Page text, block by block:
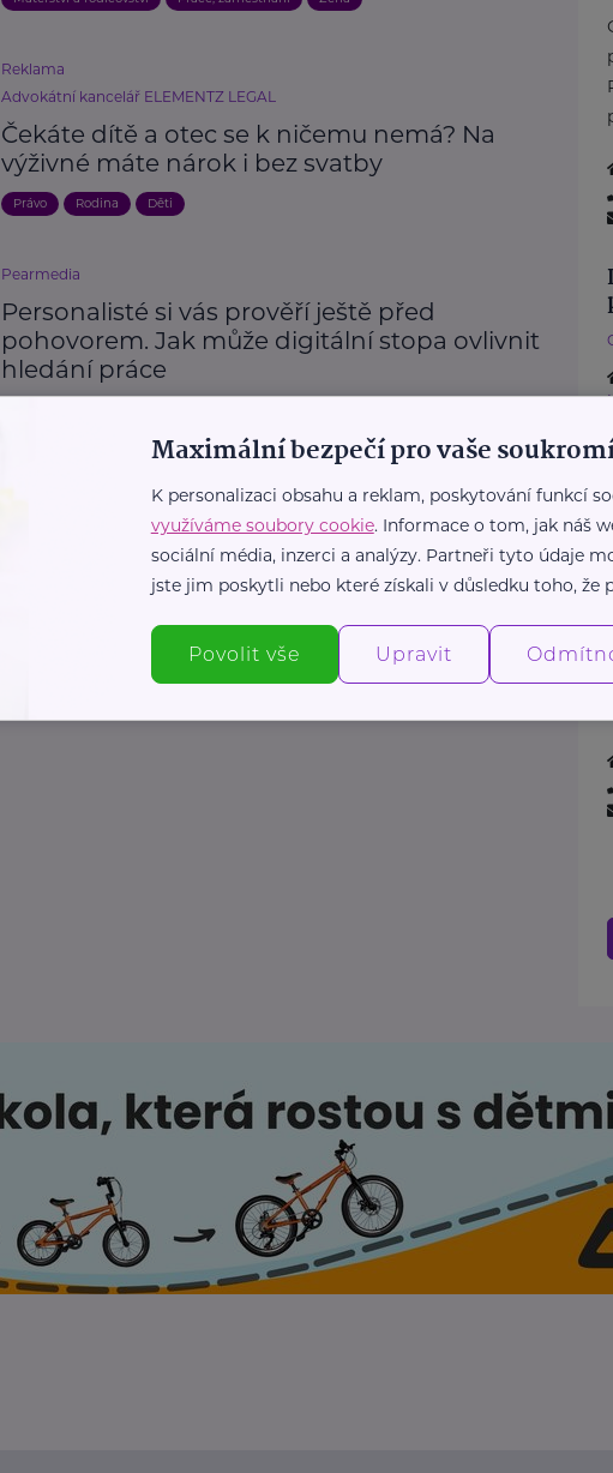
Reklama
Advokátní kancelář ELEMENTZ LEGAL
Čekáte dítě a otec se k ničemu nemá? Na
výživné máte nárok i bez svatby
Právo Rodina Děti
Pearmedia
Personalisté si vás prověří ještě před
pohovorem. Jak může digitální stopa ovlivnit
hledání práce
Další články
Maximální bezpečí pro vaše
K personalizaci obsahu a reklam, poskytování funkcí
využíváme soubory cookie. Informace o tom, jak náš
sociální média, inzerci a analýzy. Partneři tyto údaje
jste jim poskytli nebo které získali v důsledku toho, že
Povolit vše Upravit